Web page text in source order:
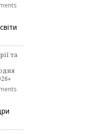
та